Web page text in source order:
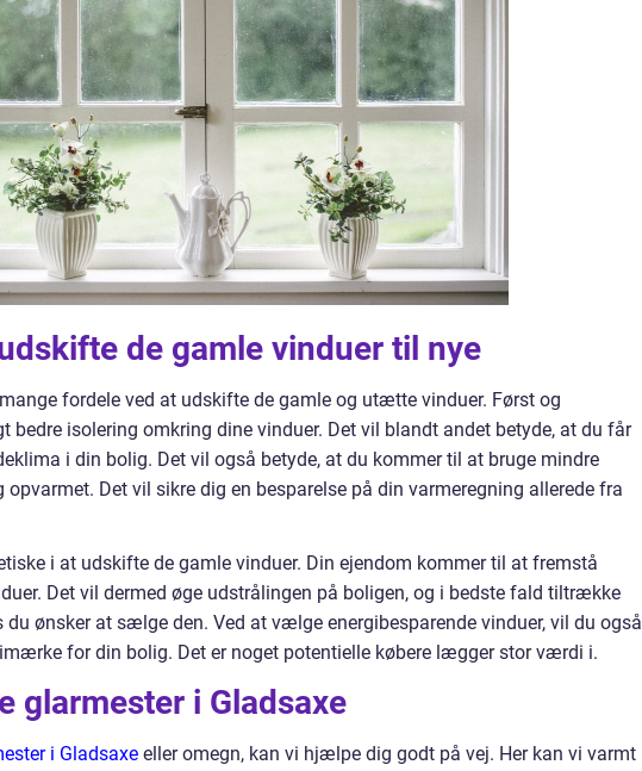
de gamle vinduer til nye
fordele ved at udskifte de gamle og utætte vinduer. Først og
bedre isolering omkring dine vinduer. Det vil blandt andet betyde, at du får
i din bolig. Det vil også betyde, at du kommer til at bruge mindre
Det vil sikre dig en besparelse på din varmeregning allerede fra
i at udskifte de gamle vinduer. Din ejendom kommer til at fremstå
Det vil dermed øge udstrålingen på boligen, og i bedste fald tiltrække
du ønsker at sælge den. Ved at vælge energibesparende vinduer, vil du også
for din bolig. Det er noget potentielle købere lægger stor værdi i.
glarmester i Gladsaxe
i Gladsaxe eller omegn, kan vi hjælpe dig godt på vej. Her kan vi varmt